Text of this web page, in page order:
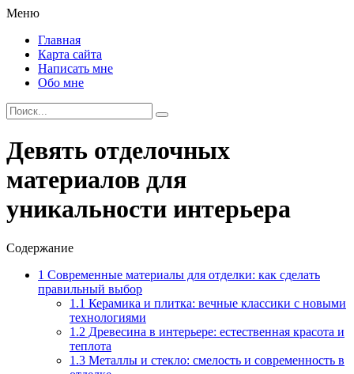
Меню
Главная
Карта сайта
Написать мне
Обо мне
Девять отделочных
материалов для
уникальности интерьера
Содержание
1 Современные материалы для отделки: как сделать
правильный выбор
1.1 Керамика и плитка: вечные классики с новыми
технологиями
1.2 Древесина в интерьере: естественная красота и
теплота
1.3 Металлы и стекло: смелость и современность в